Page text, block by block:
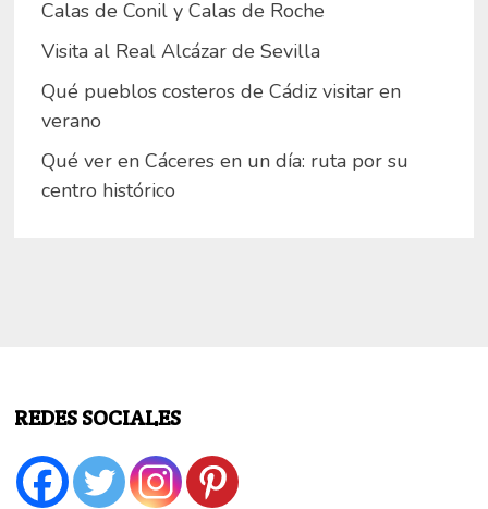
Calas de Conil y Calas de Roche
Visita al Real Alcázar de Sevilla
Qué pueblos costeros de Cádiz visitar en
verano
Qué ver en Cáceres en un día: ruta por su
centro histórico
REDES SOCIALES